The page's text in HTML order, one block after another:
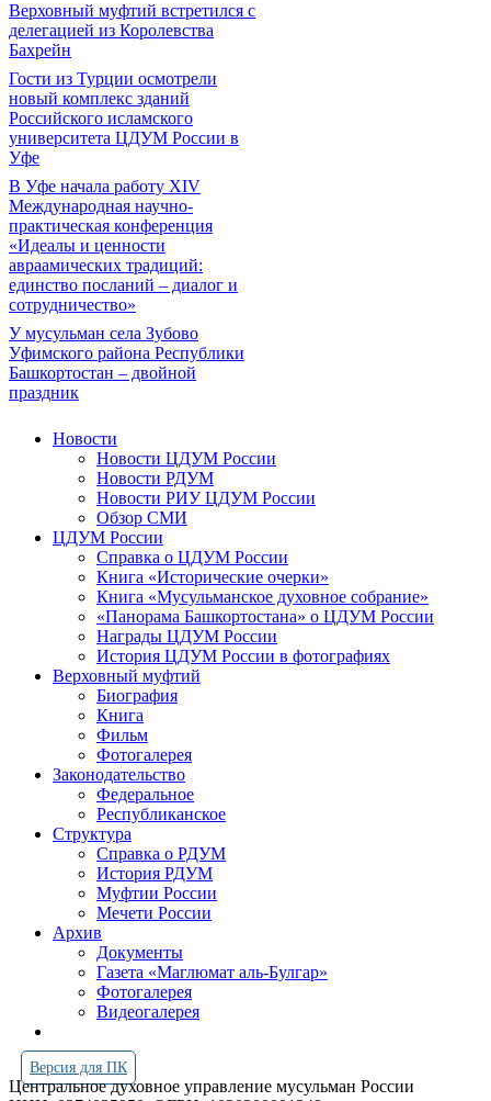
Верховный муфтий встретился с
делегацией из Королевства
Бахрейн
Гости из Турции осмотрели
новый комплекс зданий
Российского исламского
университета ЦДУМ России в
Уфе
В Уфе начала работу XIV
Международная научно-
практическая конференция
«Идеалы и ценности
авраамических традиций:
единство посланий – диалог и
сотрудничество»
У мусульман села Зубово
Уфимского района Республики
Башкортостан – двойной
праздник
Новости
Новости ЦДУМ России
Новости РДУМ
Новости РИУ ЦДУМ России
Обзор СМИ
ЦДУМ России
Справка о ЦДУМ России
Книга «Исторические очерки»
Книга «Мусульманское духовное собрание»
«Панорама Башкортостана» о ЦДУМ России
Награды ЦДУМ России
История ЦДУМ России в фотографиях
Верховный муфтий
Биография
Книга
Фильм
Фотогалерея
Законодательство
Федеральное
Республиканское
Структура
Справка о РДУМ
История РДУМ
Муфтии России
Мечети России
Архив
Документы
Газета «Маглюмат аль-Булгар»
Фотогалерея
Видеогалерея
Версия для ПК
Центральное духовное управление мусульман России